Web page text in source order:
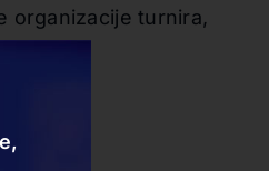
organizacije turnira,